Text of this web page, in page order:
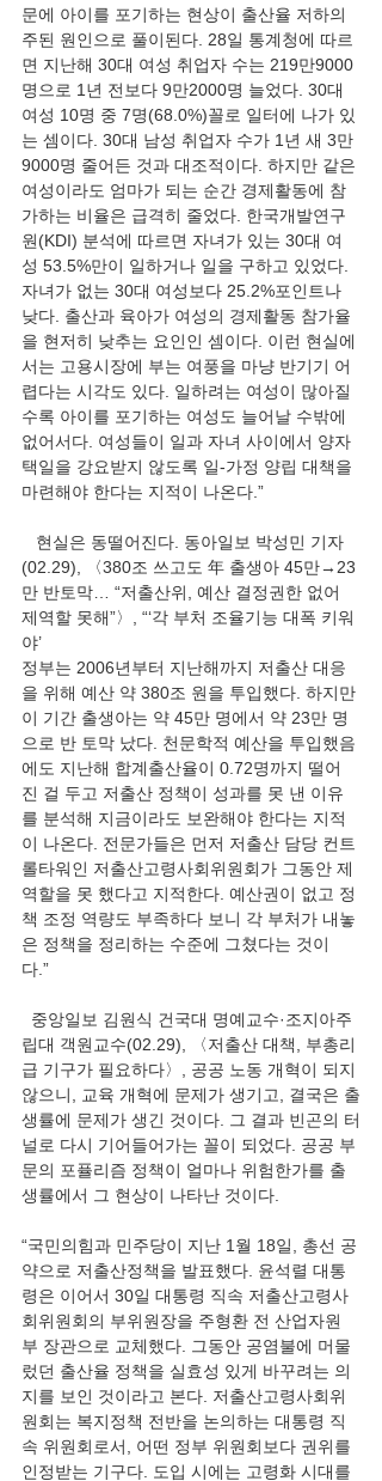
문에 아이를 포기하는 현상이 출산율 저하의
주된 원인으로 풀이된다. 28일 통계청에 따르
면 지난해 30대 여성 취업자 수는 219만9000
명으로 1년 전보다 9만2000명 늘었다. 30대
여성 10명 중 7명(68.0%)꼴로 일터에 나가 있
는 셈이다. 30대 남성 취업자 수가 1년 새 3만
9000명 줄어든 것과 대조적이다. 하지만 같은
여성이라도 엄마가 되는 순간 경제활동에 참
가하는 비율은 급격히 줄었다. 한국개발연구
원(KDI) 분석에 따르면 자녀가 있는 30대 여
성 53.5%만이 일하거나 일을 구하고 있었다.
자녀가 없는 30대 여성보다 25.2%포인트나
낮다. 출산과 육아가 여성의 경제활동 참가율
을 현저히 낮추는 요인인 셈이다. 이런 현실에
서는 고용시장에 부는 여풍을 마냥 반기기 어
렵다는 시각도 있다. 일하려는 여성이 많아질
수록 아이를 포기하는 여성도 늘어날 수밖에
없어서다. 여성들이 일과 자녀 사이에서 양자
택일을 강요받지 않도록 일-가정 양립 대책을
마련해야 한다는 지적이 나온다.”
(02.29), 〈380조 쓰고도 年 출생아 45만→23
만 반토막… “저출산위, 예산 결정권한 없어
제역할 못해”〉, “‘각 부처 조율기능 대폭 키워
야’
정부는 2006년부터 지난해까지 저출산 대응
을 위해 예산 약 380조 원을 투입했다. 하지만
이 기간 출생아는 약 45만 명에서 약 23만 명
으로 반 토막 났다. 천문학적 예산을 투입했음
에도 지난해 합계출산율이 0.72명까지 떨어
진 걸 두고 저출산 정책이 성과를 못 낸 이유
를 분석해 지금이라도 보완해야 한다는 지적
이 나온다. 전문가들은 먼저 저출산 담당 컨트
롤타워인 저출산고령사회위원회가 그동안 제
역할을 못 했다고 지적한다. 예산권이 없고 정
책 조정 역량도 부족하다 보니 각 부처가 내놓
은 정책을 정리하는 수준에 그쳤다는 것이
다.”
립대 객원교수(02.29), 〈저출산 대책, 부총리
급 기구가 필요하다〉, 공공 노동 개혁이 되지
않으니, 교육 개혁에 문제가 생기고, 결국은 출
생률에 문제가 생긴 것이다. 그 결과 빈곤의 터
널로 다시 기어들어가는 꼴이 되었다. 공공 부
문의 포퓰리즘 정책이 얼마나 위험한가를 출
생률에서 그 현상이 나타난 것이다.
“국민의힘과 민주당이 지난 1월 18일, 총선 공
약으로 저출산정책을 발표했다. 윤석렬 대통
령은 이어서 30일 대통령 직속 저출산고령사
회위원회의 부위원장을 주형환 전 산업자원
부 장관으로 교체했다. 그동안 공염불에 머물
렀던 출산율 정책을 실효성 있게 바꾸려는 의
지를 보인 것이라고 본다. 저출산고령사회위
원회는 복지정책 전반을 논의하는 대통령 직
속 위원회로서, 어떤 정부 위원회보다 권위를
인정받는 기구다. 도입 시에는 고령화 시대를